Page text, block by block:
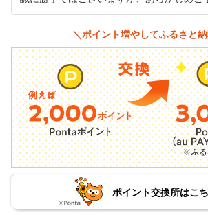
＼ポイント増やしてふるさと
ポイント交換所はこ